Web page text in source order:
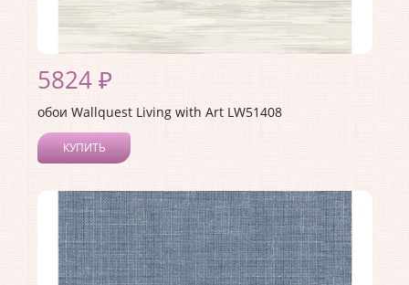
5824 ₽
обои Wallquest Living with Art LW51408
КУПИТЬ
Коллекция:Living with Art
Длина рулона:8.23
Ширина рулона:0.68
Материал покрытия:Акриловое
Страна:США